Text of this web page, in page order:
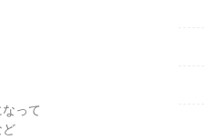
って
ど